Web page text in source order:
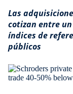
Las
cotizan entre un
índices de
públicos